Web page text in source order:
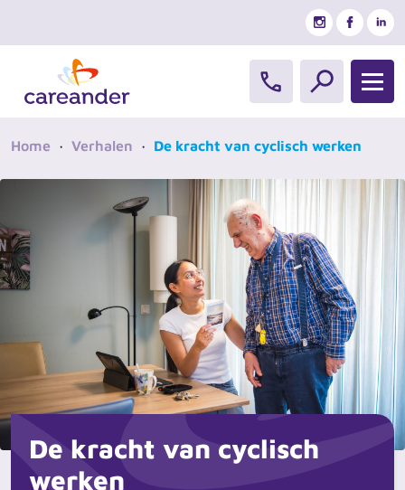
Home · Verhalen · De kracht van cyclisch werken
De kracht van cyclisch
werken